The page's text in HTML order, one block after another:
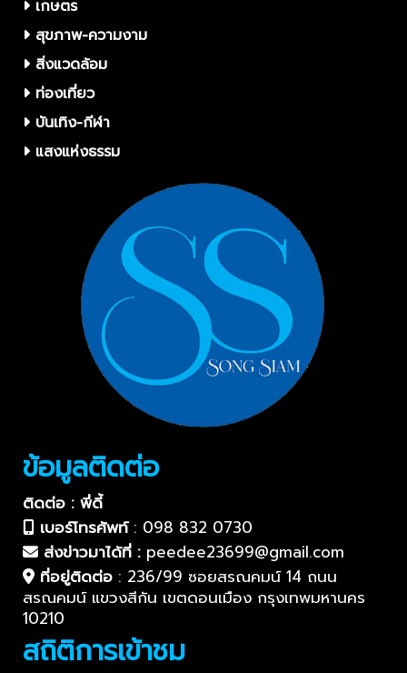
เกษตร
สุขภาพ-ความงาม
สิ่งแวดล้อม
ท่องเที่ยว
บันเทิง-กีฬา
แสงแห่งธรรม
ข้อมูลติดต่อ
ติดต่อ : พี่ดี้
เบอร์โทรศัพท์: 098 832 0730
ส่งข่าวมาได้ที่ : peedee23699@gmail.com
ที่อยู่ติดต่อ : 236/99 ซอยสรณคมน์ 14 ถนน
สรณคมน์ แขวงสีกัน เขตดอนเมือง กรุงเทพมหานคร
10210
สถิติการเข้าชม